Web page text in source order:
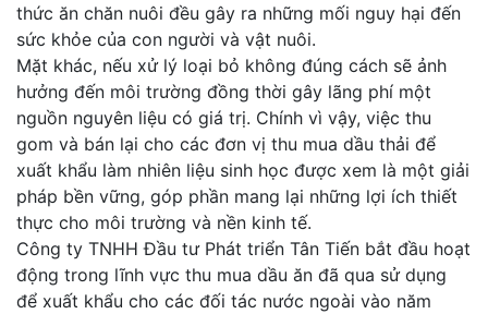
thức ăn chăn nuôi đều gây ra những mối nguy hại đến
sức khỏe của con người và vật nuôi.
Mặt khác, nếu xử lý loại bỏ không đúng cách sẽ ảnh
hưởng đến môi trường đồng thời gây lãng phí một
nguồn nguyên liệu có giá trị. Chính vì vậy, việc thu
gom và bán lại cho các đơn vị thu mua dầu thải để
xuất khẩu làm nhiên liệu sinh học được xem là một giải
pháp bền vững, góp phần mang lại những lợi ích thiết
thực cho môi trường và nền kinh tế.
Công ty TNHH Đầu tư Phát triển Tân Tiến bắt đầu hoạt
động trong lĩnh vực thu mua dầu ăn đã qua sử dụng
để xuất khẩu cho các đối tác nước ngoài vào năm